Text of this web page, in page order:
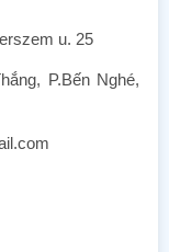
u. 25
P.Bến Nghé,